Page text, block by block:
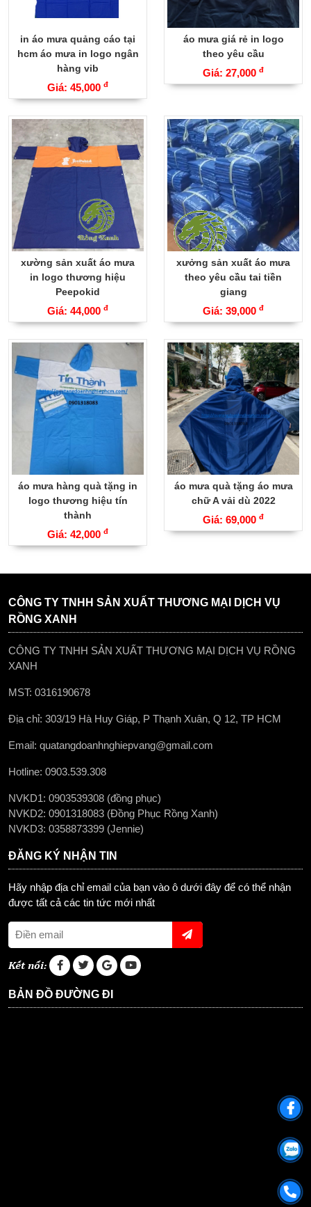
in áo mưa quảng cáo tại
hcm áo mưa in logo ngân
hàng vib
Giá: 45,000 đ
áo mưa giá rẻ in logo
theo yêu cầu
Giá: 27,000 đ
xường sản xuất áo mưa
in logo thương hiệu
Peepokid
Giá: 44,000 đ
xưởng sản xuất áo mưa
theo yêu cầu tai tiền
giang
Giá: 39,000 đ
áo mưa hàng quà tặng in
logo thương hiệu tín
thành
Giá: 42,000 đ
áo mưa quà tặng áo mưa
chữ A vải dù 2022
Giá: 69,000 đ
CÔNG TY TNHH SẢN XUẤT THƯƠNG MẠI DỊCH VỤ
RỒNG XANH
CÔNG TY TNHH SẢN XUẤT THƯƠNG MẠI DỊCH VỤ RỒNG
XANH
MST: 0316190678
Địa chỉ: 303/19 Hà Huy Giáp, P Thạnh Xuân, Q 12, TP HCM
Email: quatangdoanhnghiepvang@gmail.com
Hotline: 0903.539.308
NVKD1: 0903539308 (đồng phục)
NVKD2: 0901318083 (Đồng Phục Rồng Xanh)
NVKD3: 0358873399 (Jennie)
ĐĂNG KÝ NHẬN TIN
Hãy nhập địa chỉ email của bạn vào ô dưới đây để có thể nhận
được tất cả các tin tức mới nhất
Kết nối:
BẢN ĐỒ ĐƯỜNG ĐI